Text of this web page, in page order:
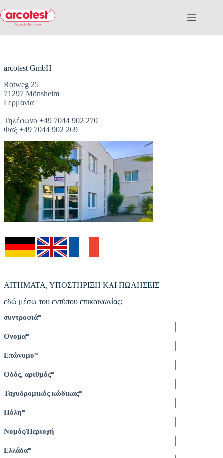
arcotest GmbH
Rotweg 25
71297 Mönsheim
Γερμανία
Τηλέφωνο +49 7044 902 270
Φαξ +49 7044 902 269
ΑΙΤΗΜΑΤΑ, ΥΠΟΣΤΗΡΙΞΗ ΚΑΙ ΠΩΛΗΣΕΙΣ
εδώ μέσω του εντύπου επικοινωνίας:
συντροφιά*
Ονομα*
Επώνυμο*
Οδός, αριθμός*
Ταχυδρομικός κώδικας*
Πόλη*
Νομός/Περιοχή
Ελλάδα*